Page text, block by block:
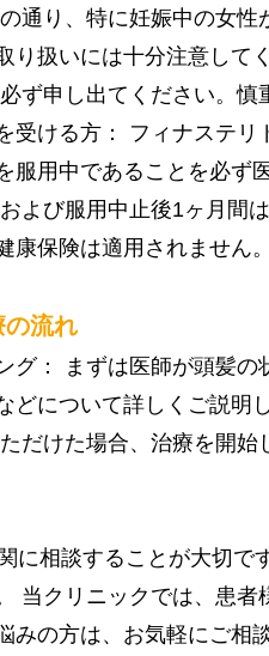
通り、特に妊娠中の女
扱いには十分注意して
ず申し出てください。慎
受ける方： フィナステ
服用中であることを必ず
よび服用中止後1ヶ月間
康保険は適用されません。
の流れ
グ： まずは医師が頭髪
どについて詳しくご説明
だけた場合、治療を開
に相談することが大切
当クリニックでは、患
みの方は、お気軽にご相